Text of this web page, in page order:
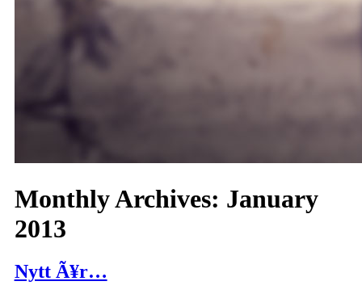
Monthly Archives: January
2013
Nytt Ã¥r…